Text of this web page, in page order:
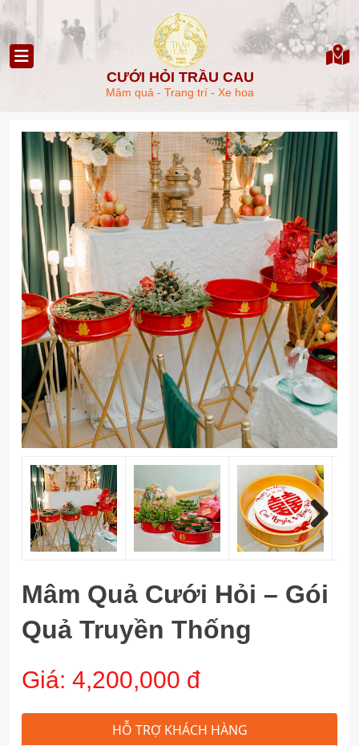
CƯỚI HỎI TRẦU CAU
Mâm quả - Trang trí - Xe hoa
Next
Next
Mâm Quả Cưới Hỏi – Gói
Quả Truyền Thống
Giá: 4,200,000 đ
HỖ TRỢ KHÁCH HÀNG